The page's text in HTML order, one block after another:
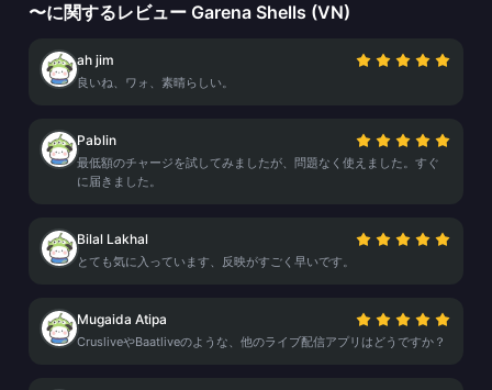
〜に関するレビュー Garena Shells (VN)
ah jim
良いね、ワォ、素晴らしい。
Pablin
最低額のチャージを試してみましたが、問題なく使えました。すぐ
に届きました。
Bilal Lakhal
とても気に入っています、反映がすごく早いです。
Mugaida Atipa
CrusliveやBaatliveのような、他のライブ配信アプリはどうですか？